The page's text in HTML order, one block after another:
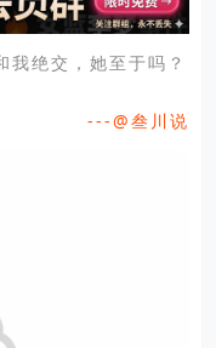
绝交，她至于吗？
---@叁川说